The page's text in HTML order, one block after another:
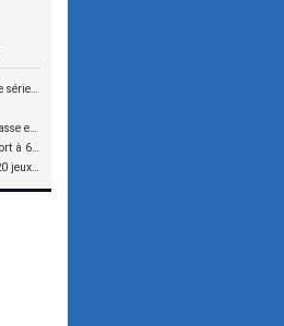
Du nouveau chez Bacchus, nouvelle série SCD
Supprimer le buzz de ses micros basse en reliant les aimants à la masse
Chris Squire : le bassiste de YES mort à 67 ans
Nouvelles cordes de basse Elixir : 20 jeux à tester !